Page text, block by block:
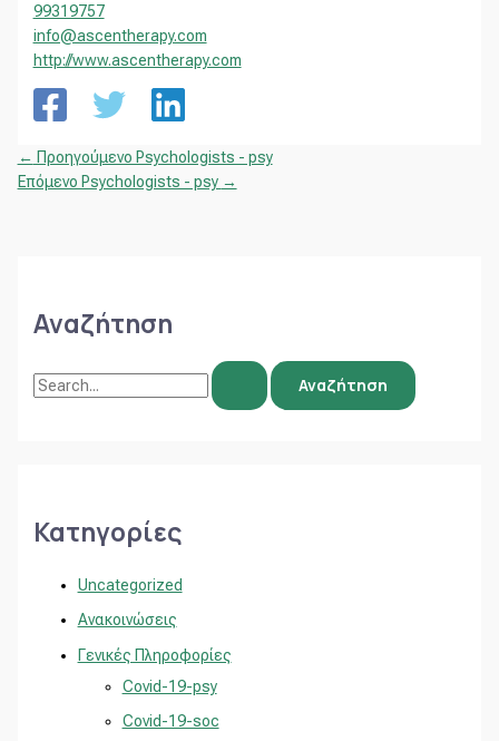
99319757
info@ascentherapy.com
http://www.ascentherapy.com
← Προηγούμενο Psychologists - psy
Επόμενο Psychologists - psy →
Αναζήτηση
Κατηγορίες
Uncategorized
Ανακοινώσεις
Γενικές Πληροφορίες
Covid-19-psy
Covid-19-soc